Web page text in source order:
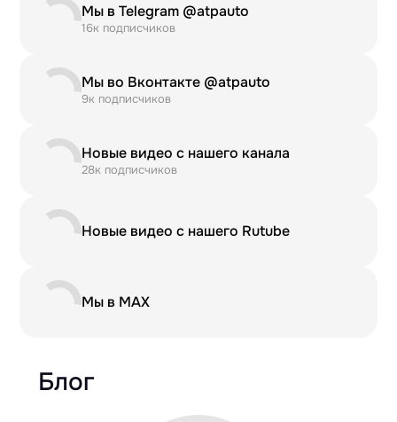
Мы в Telegram @atpauto
16к подписчиков
Мы во Вконтакте @atpauto
9к подписчиков
Новые видео с нашего канала
28к подписчиков
Новые видео с нашего Rutube
Мы в MAX
Блог